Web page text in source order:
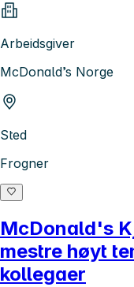
Arbeidsgiver
McDonald’s Norge
Sted
Frogner
McDonald's
mestre høyt
kollegaer